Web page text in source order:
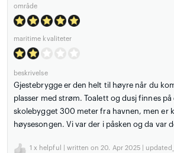
område
maritime kvaliteter
beskrivelse
Gjestebrygge er den helt til høyre når du
plasser med strøm. Toalett og dusj finnes
skolebygget 300 meter fra havnen, men er
høysesongen. Vi var der i påsken og da var
1 x helpful | written on 20. Apr 2025 |